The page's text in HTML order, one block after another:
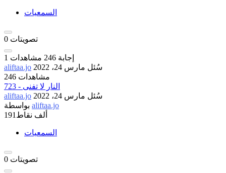
السمعيات
0 تصويتات
1 إجابة 246 مشاهدات
aliftaa.jo
سُئل مارس 24، 2022
246 مشاهدات
723 - النار لا تفنى
aliftaa.jo
سُئل مارس 24، 2022
aliftaa.jo
191ألف نقاط
السمعيات
0 تصويتات